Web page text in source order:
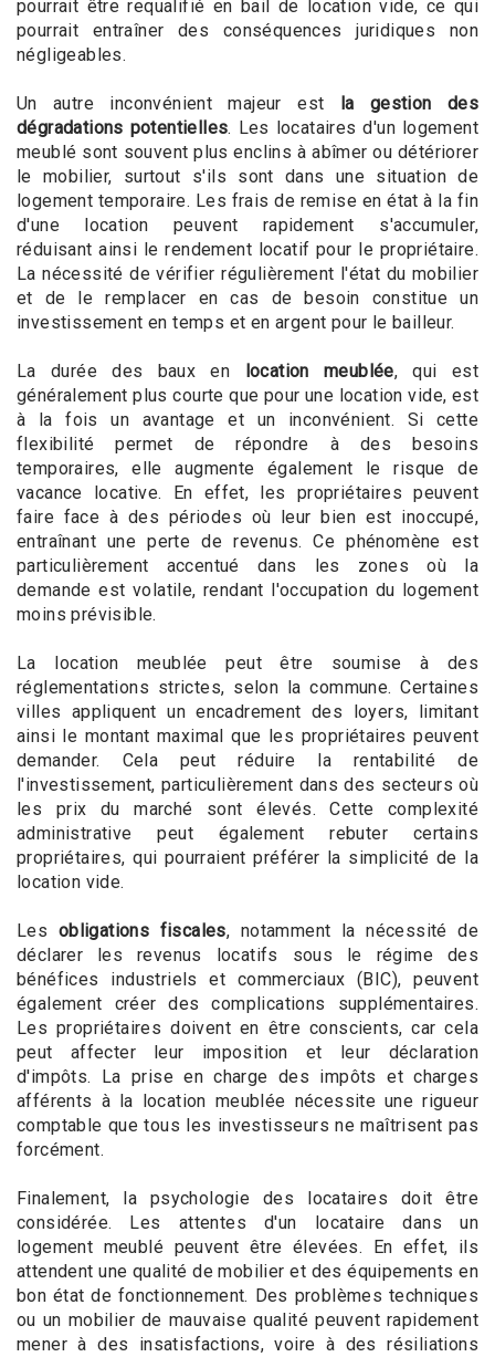
pourrait être requalifié en bail de location vide, ce qui
pourrait entraîner des conséquences juridiques non
négligeables.
Un autre inconvénient majeur est
la gestion des
dégradations potentielles. Les locataires d'un logement
meublé sont souvent plus enclins à abîmer ou détériorer
le mobilier, surtout s'ils sont dans une situation de
logement temporaire. Les frais de remise en état à la fin
d'une location peuvent rapidement s'accumuler,
réduisant ainsi le rendement locatif pour le propriétaire.
La nécessité de vérifier régulièrement l'état du mobilier
et de le remplacer en cas de besoin constitue un
investissement en temps et en argent pour le bailleur.
La durée des baux en location meublée, qui est
généralement plus courte que pour une location vide, est
à la fois un avantage et un inconvénient. Si cette
flexibilité permet de répondre à des besoins
temporaires, elle augmente également le risque de
vacance locative. En effet, les propriétaires peuvent
faire face à des périodes où leur bien est inoccupé,
entraînant une perte de revenus. Ce phénomène est
particulièrement accentué dans les zones où la
demande est volatile, rendant l'occupation du logement
moins prévisible.
La location meublée peut être soumise à des
réglementations strictes, selon la commune. Certaines
villes appliquent un encadrement des loyers, limitant
ainsi le montant maximal que les propriétaires peuvent
demander. Cela peut réduire la rentabilité de
l'investissement, particulièrement dans des secteurs où
les prix du marché sont élevés. Cette complexité
administrative peut également rebuter certains
propriétaires, qui pourraient préférer la simplicité de la
location vide.
Les obligations fiscales, notamment la nécessité de
déclarer les revenus locatifs sous le régime des
bénéfices industriels et commerciaux (BIC), peuvent
également créer des complications supplémentaires.
Les propriétaires doivent en être conscients, car cela
peut affecter leur imposition et leur déclaration
d'impôts. La prise en charge des impôts et charges
afférents à la location meublée nécessite une rigueur
comptable que tous les investisseurs ne maîtrisent pas
forcément.
Finalement, la psychologie des locataires doit être
considérée. Les attentes d'un locataire dans un
logement meublé peuvent être élevées. En effet, ils
attendent une qualité de mobilier et des équipements en
bon état de fonctionnement. Des problèmes techniques
ou un mobilier de mauvaise qualité peuvent rapidement
mener à des insatisfactions, voire à des résiliations